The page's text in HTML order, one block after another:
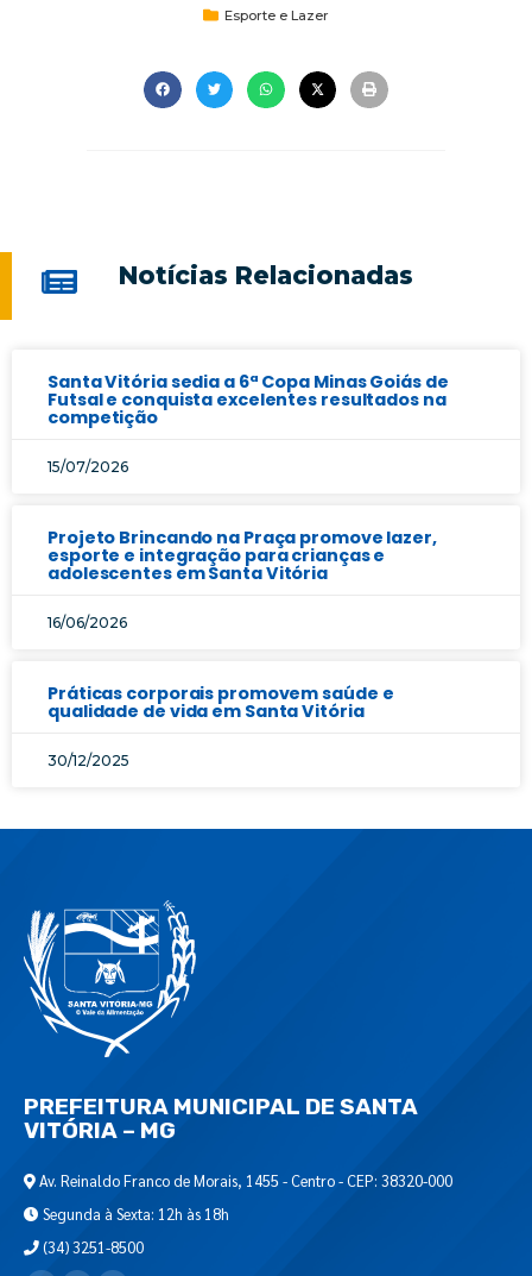
Esporte e Lazer
Notícias Relacionadas
Santa Vitória sedia a 6ª Copa Minas Goiás de
Futsal e conquista excelentes resultados na
competição
15/07/2026
Projeto Brincando na Praça promove lazer,
esporte e integração para crianças e
adolescentes em Santa Vitória
16/06/2026
Práticas corporais promovem saúde e
qualidade de vida em Santa Vitória
30/12/2025
PREFEITURA MUNICIPAL DE SANTA
VITÓRIA – MG
Av. Reinaldo Franco de Morais, 1455 - Centro - CEP: 38320-000
Segunda à Sexta: 12h às 18h
(34) 3251-8500